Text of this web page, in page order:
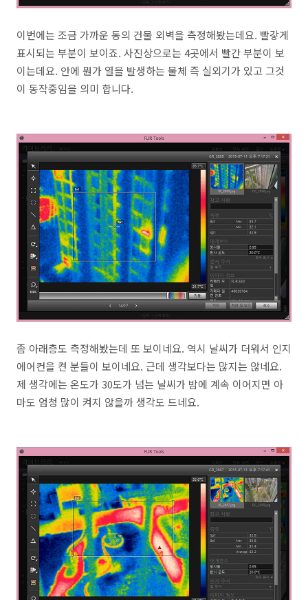
이번에는 조금 가까운 동의 건물 외벽을 측정해봤는데요. 빨갛게
표시되는 부분이 보이죠. 사진상으로는 4곳에서 빨간 부분이 보
이는데요. 안에 뭔가 열을 발생하는 물체 즉 실외기가 있고 그것
이 동작중임을 의미 합니다.
좀 아래층도 측정해봤는데 또 보이네요. 역시 날씨가 더워서 인지
에어컨을 켠 분들이 보이네요. 근데 생각보다는 많지는 않네요.
제 생각에는 온도가 30도가 넘는 날씨가 밤에 계속 이어지면 아
마도 엄청 많이 켜지 않을까 생각도 드네요.